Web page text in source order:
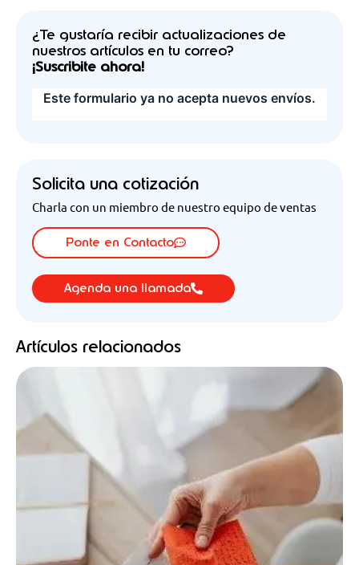
¿Te gustaría recibir actualizaciones de
nuestros artículos en tu correo?
¡Suscribite ahora!
Solicita una cotización
Charla con un miembro de nuestro equipo de ventas
Ponte en Contacto
Agenda una llamada
Artículos relacionados